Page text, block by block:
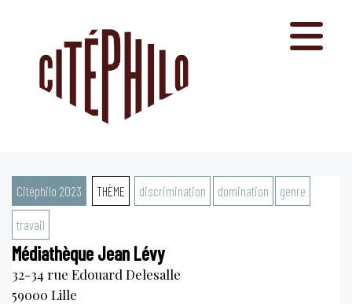
Citéphilo 2023 THÈME discrimination domination genre
travail
Médiathèque Jean Lévy
32-34 rue Edouard Delesalle
59000 Lille